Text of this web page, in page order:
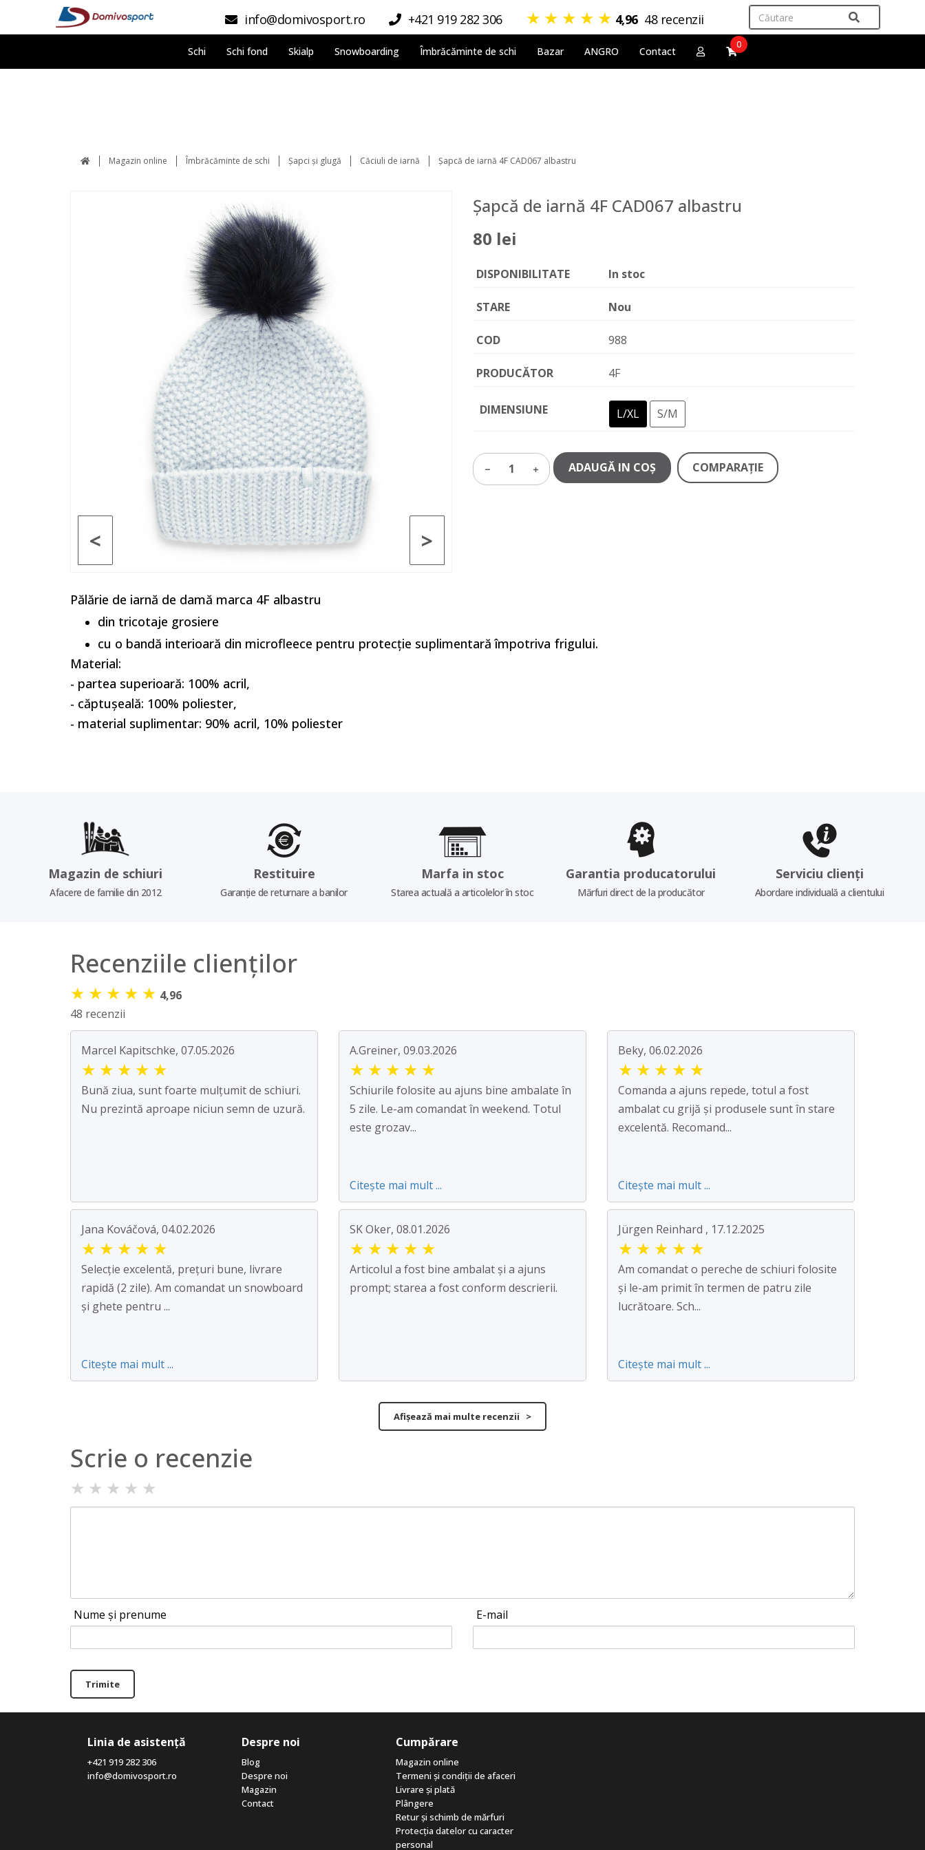
info@domivosport.ro +421 919 282 306 ★ ★ ★ ★ ★ 4,96 48 recenzii
Schi Schi fond Skialp Snowboarding Îmbrăcăminte de schi Bazar ANGRO Contact
0
Magazin online Îmbrăcăminte de schi Şapci şi glugă Căciuli de iarnă Șapcă de iarnă 4F CAD067 albastru
>
<
Șapcă de iarnă 4F CAD067 albastru
80 lei
DISPONIBILITATE In stoc
STARE Nou
COD 988
PRODUCĂTOR 4F
DIMENSIUNE L/XL S/M
1 ADAUGĂ IN COŞ COMPARAŢIE
Pălărie de iarnă de damă marca 4F albastru
din tricotaje grosiere
cu o bandă interioară din microfleece pentru protecție suplimentară împotriva frigului.
Material:
- partea superioară: 100% acril,
- căptușeală: 100% poliester,
- material suplimentar: 90% acril, 10% poliester
Magazin de schiuri
Afacere de familie din 2012
Restituire
Garanție de returnare a banilor
Marfa in stoc
Starea actuală a articolelor în stoc
Garantia producatorului
Mărfuri direct de la producător
Serviciu clienți
Abordare individuală a clientului
Recenziile clienților
★ ★ ★ ★ ★ 4,96
48 recenzii
Marcel Kapitschke, 07.05.2026
★ ★ ★ ★ ★
Bună ziua, sunt foarte mulțumit de schiuri.
Nu prezintă aproape niciun semn de uzură.
A.Greiner, 09.03.2026
★ ★ ★ ★ ★
Schiurile folosite au ajuns bine ambalate în
5 zile. Le-am comandat în weekend. Totul
este grozav...
Citește mai mult ...
Beky, 06.02.2026
★ ★ ★ ★ ★
Comanda a ajuns repede, totul a fost
ambalat cu grijă și produsele sunt în stare
excelentă. Recomand...
Citește mai mult ...
Jana Kováčová, 04.02.2026
★ ★ ★ ★ ★
Selecție excelentă, prețuri bune, livrare
rapidă (2 zile). Am comandat un snowboard
și ghete pentru ...
Citește mai mult ...
SK Oker, 08.01.2026
★ ★ ★ ★ ★
Articolul a fost bine ambalat și a ajuns
prompt; starea a fost conform descrierii.
Jürgen Reinhard , 17.12.2025
★ ★ ★ ★ ★
Am comandat o pereche de schiuri folosite
și le-am primit în termen de patru zile
lucrătoare. Sch...
Citește mai mult ...
Afișează mai multe recenzii >
Scrie o recenzie
★ ★ ★ ★ ★
Nume și prenume E-mail
Trimite
Linia de asistență
+421 919 282 306
info@domivosport.ro
Despre noi
Blog
Despre noi
Magazin
Contact
Cumpărare
Magazin online
Termeni și condiții de afaceri
Livrare și plată
Plângere
Retur și schimb de mărfuri
Protecția datelor cu caracter
personal